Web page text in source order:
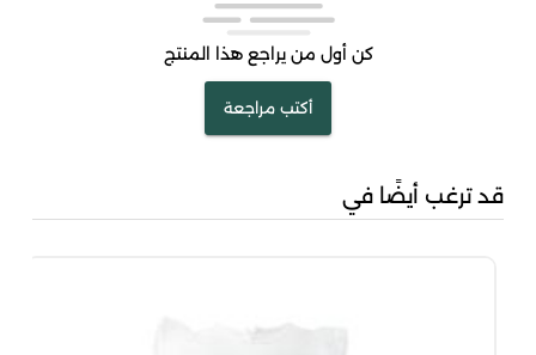
كن أول من يراجع هذا المنتج
أكتب مراجعة
قد ترغب أيضًا في